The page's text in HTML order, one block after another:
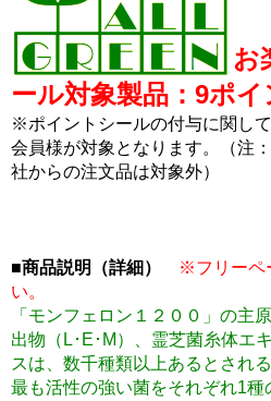
お
ール対象製品：9ポ
※ポイントシールの付与に関し
会員様が対象となります。（注
社からの注文品は対象外）
■商品説明（詳細）
※フリーペ
い。
「モンフェロン１２００」の主
出物（L･E･M）、霊芝菌糸体エ
スは、数千種類以上あるとされ
最も活性の強い菌をそれぞれ1